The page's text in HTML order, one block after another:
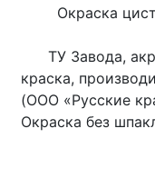
Окраска
      ТУ Завода, акриловая
краска,
(ООО «Русские
Окраска без